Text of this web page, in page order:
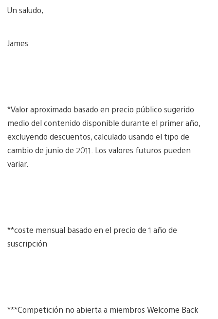
Un saludo,
James
*Valor aproximado basado en precio público sugerido
medio del contenido disponible durante el primer año,
excluyendo descuentos, calculado usando el tipo de
cambio de junio de 2011. Los valores futuros pueden
variar.
**coste mensual basado en el precio de 1 año de
suscripción
***Competición no abierta a miembros Welcome Back